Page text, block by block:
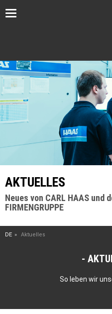
Toggle
AKTUELLES
Neues von CARL HAAS und
FIRMENGRUPPE
DE Aktuelles
So leben wir